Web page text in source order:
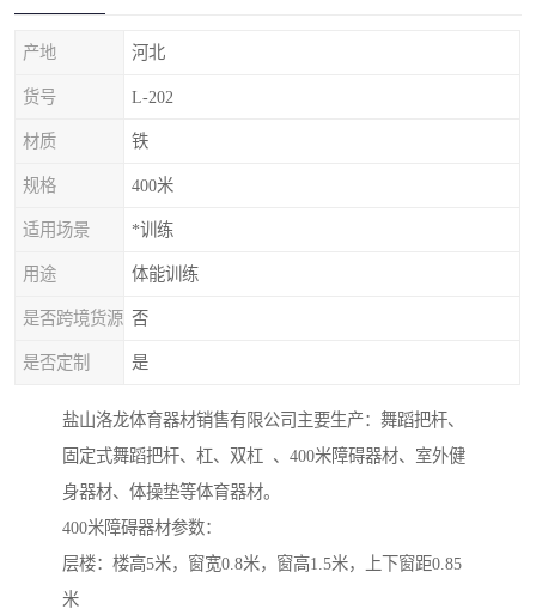
产地 河北
货号 L-202
材质 铁
规格 400米
适用场景 *训练
用途 体能训练
是否跨境货源 否
是否定制 是
盐山洛龙体育器材销售有限公司主要生产：舞蹈把杆、
固定式舞蹈把杆、杠、双杠 、400米障碍器材、室外健
身器材、体操垫等体育器材。
400米障碍器材参数：
层楼：楼高5米，窗宽0.8米，窗高1.5米，上下窗距0.85
米